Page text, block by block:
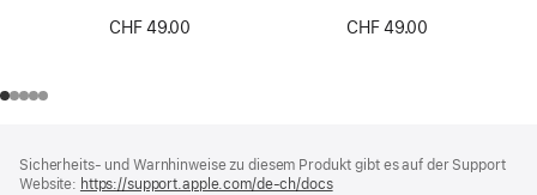
CHF 49.00
CHF 49.00
Sicherheits- und Warnhinweise zu diesem Produkt gibt es auf der Support
Website: https://support.apple.com/de-ch/docs(öffnet